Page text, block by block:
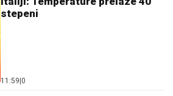
stepeni
11:59 0